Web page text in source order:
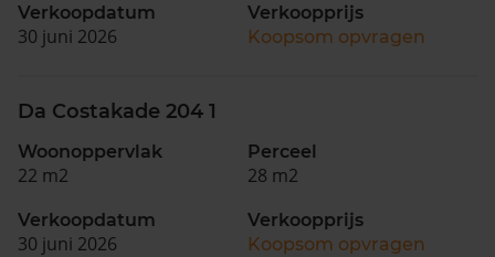
Verkoopdatum
30 juni 2026
Verkoopprijs
Koopsom opvragen
Da Costakade 204 1
Woonoppervlak
22 m2
Perceel
28 m2
Verkoopdatum
30 juni 2026
Verkoopprijs
Koopsom opvragen